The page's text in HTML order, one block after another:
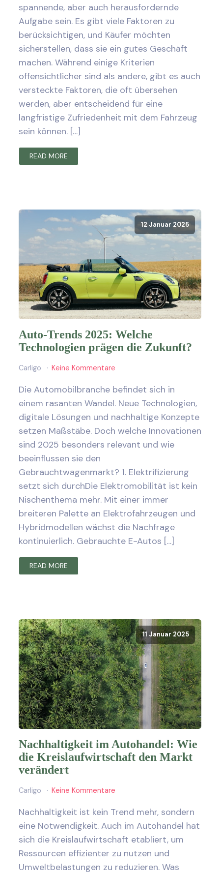
spannende, aber auch herausfordernde
Aufgabe sein. Es gibt viele Faktoren zu
berücksichtigen, und Käufer möchten
sicherstellen, dass sie ein gutes Geschäft
machen. Während einige Kriterien
offensichtlicher sind als andere, gibt es auch
versteckte Faktoren, die oft übersehen
werden, aber entscheidend für eine
langfristige Zufriedenheit mit dem Fahrzeug
sein können. […]
READ MORE
12 Januar 2025
Auto-Trends 2025: Welche
Technologien prägen die Zukunft?
Carligo Keine Kommentare
Die Automobilbranche befindet sich in
einem rasanten Wandel. Neue Technologien,
digitale Lösungen und nachhaltige Konzepte
setzen Maßstäbe. Doch welche Innovationen
sind 2025 besonders relevant und wie
beeinflussen sie den
Gebrauchtwagenmarkt? 1. Elektrifizierung
setzt sich durchDie Elektromobilität ist kein
Nischenthema mehr. Mit einer immer
breiteren Palette an Elektrofahrzeugen und
Hybridmodellen wächst die Nachfrage
kontinuierlich. Gebrauchte E-Autos […]
READ MORE
11 Januar 2025
Nachhaltigkeit im Autohandel: Wie
die Kreislaufwirtschaft den Markt
verändert
Carligo Keine Kommentare
Nachhaltigkeit ist kein Trend mehr, sondern
eine Notwendigkeit. Auch im Autohandel hat
sich die Kreislaufwirtschaft etabliert, um
Ressourcen effizienter zu nutzen und
Umweltbelastungen zu reduzieren. Was